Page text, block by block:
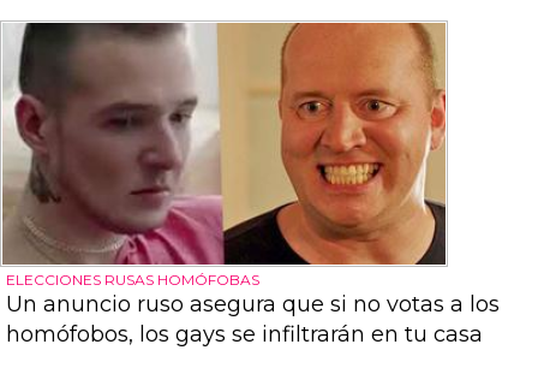
ELECCIONES RUSAS HOMÓFOBAS
Un anuncio ruso asegura que si no votas a los
homófobos, los gays se infiltrarán en tu casa